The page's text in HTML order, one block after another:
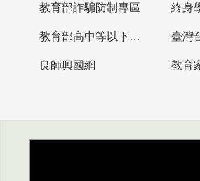
教育部詐騙防制專區 終身
教育部高中等以下學校及幼兒園教師資格檢定考試
良師興國網
教育